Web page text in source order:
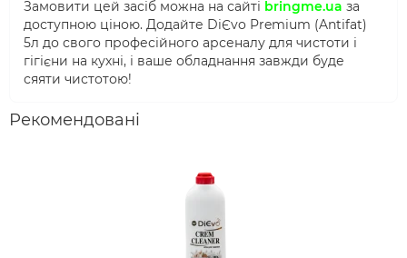
Замовити цей засіб можна на сайті bringme.ua за
доступною ціною. Додайте DiЄvo Premium (Antifat)
5л до свого професійного арсеналу для чистоти і
гігієни на кухні, і ваше обладнання завжди буде
сяяти чистотою!
Рекомендовані